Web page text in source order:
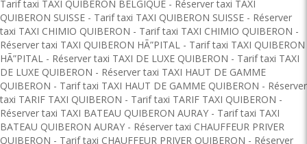
Tarif taxi TAXI QUIBERON BELGIQUE - Réserver taxi TAXI
QUIBERON SUISSE - Tarif taxi TAXI QUIBERON SUISSE - Réserver
taxi TAXI CHIMIO QUIBERON - Tarif taxi TAXI CHIMIO QUIBERON -
Réserver taxi TAXI QUIBERON HÃ”PITAL - Tarif taxi TAXI QUIBERON
HÃ”PITAL - Réserver taxi TAXI DE LUXE QUIBERON - Tarif taxi TAXI
DE LUXE QUIBERON - Réserver taxi TAXI HAUT DE GAMME
QUIBERON - Tarif taxi TAXI HAUT DE GAMME QUIBERON - Réserver
taxi TARIF TAXI QUIBERON - Tarif taxi TARIF TAXI QUIBERON -
Réserver taxi TAXI BATEAU QUIBERON AURAY - Tarif taxi TAXI
BATEAU QUIBERON AURAY - Réserver taxi CHAUFFEUR PRIVER
QUIBERON - Tarif taxi CHAUFFEUR PRIVER QUIBERON - Réserver